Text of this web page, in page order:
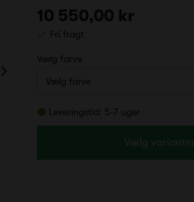
10 550,00 kr
Fri fragt
Vælg farve
Leveringstid: 5-7 uger
Vælg varianter